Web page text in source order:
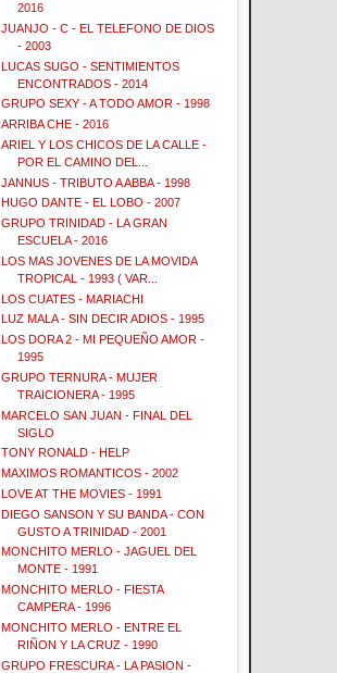
2016
JUANJO - C - EL TELEFONO DE DIOS
- 2003
LUCAS SUGO - SENTIMIENTOS
ENCONTRADOS - 2014
GRUPO SEXY - A TODO AMOR - 1998
ARRIBA CHE - 2016
ARIEL Y LOS CHICOS DE LA CALLE -
POR EL CAMINO DEL...
JANNUS - TRIBUTO A ABBA - 1998
HUGO DANTE - EL LOBO - 2007
GRUPO TRINIDAD - LA GRAN
ESCUELA - 2016
LOS MAS JOVENES DE LA MOVIDA
TROPICAL - 1993 ( VAR...
LOS CUATES - MARIACHI
LUZ MALA - SIN DECIR ADIOS - 1995
LOS DORA 2 - MI PEQUEÑO AMOR -
1995
GRUPO TERNURA - MUJER
TRAICIONERA - 1995
MARCELO SAN JUAN - FINAL DEL
SIGLO
TONY RONALD - HELP
MAXIMOS ROMANTICOS - 2002
LOVE AT THE MOVIES - 1991
DIEGO SANSON Y SU BANDA - CON
GUSTO A TRINIDAD - 2001
MONCHITO MERLO - JAGUEL DEL
MONTE - 1991
MONCHITO MERLO - FIESTA
CAMPERA - 1996
MONCHITO MERLO - ENTRE EL
RIÑON Y LA CRUZ - 1990
GRUPO FRESCURA - LA PASION -